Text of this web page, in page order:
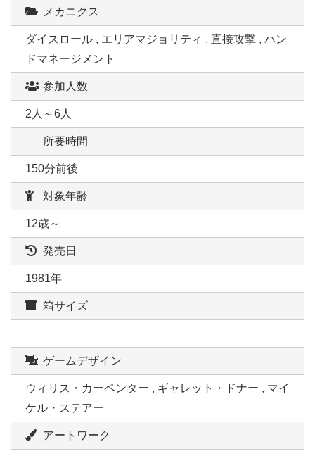
メカニクス
ダイスロール , エリアマジョリティ , 直接攻撃 , ハン
ドマネージメント
参加人数
2人～6人
所要時間
150分前後
対象年齢
12歳～
発売日
1981年
箱サイズ
ゲームデザイン
ウィリス・カーペンター , ギャレット・ドナー , マイ
ケル・ステアー
アートワーク